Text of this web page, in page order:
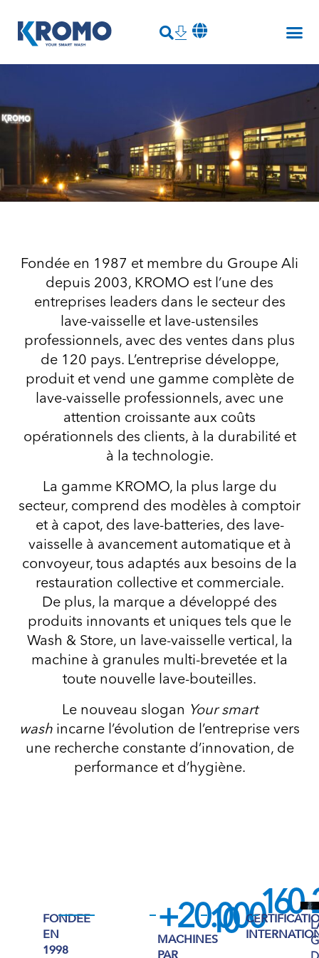
Fondée en 1987 et membre du Groupe Ali
depuis 2003, KROMO est l’une des
entreprises leaders dans le secteur des
lave-vaisselle et lave-ustensiles
professionnels, avec des ventes dans plus
de 120 pays. L’entreprise développe,
produit et vend une gamme complète de
lave-vaisselle professionnels, avec une
attention croissante aux coûts
opérationnels des clients, à la durabilité et
à la technologie.
La gamme KROMO, la plus large du
secteur, comprend des modèles à comptoir
et à capot, des lave-batteries, des lave-
vaisselle à avancement automatique et à
convoyeur, tous adaptés aux besoins de la
restauration collective et commerciale.
De plus, la marque a développé des
produits innovants et uniques tels que le
Wash & Store, un lave-vaisselle vertical, la
machine à granules multi-brevetée et la
toute nouvelle lave-bouteilles.
Le nouveau slogan Your smart
wash incarne l’évolution de l’entreprise vers
une recherche constante d’innovation, de
performance et d’hygiène.
FONDEE
EN
1998
+20.000
MACHINES10
160